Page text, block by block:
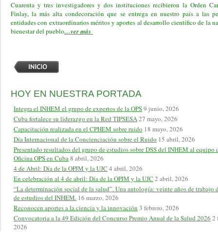
Cuarenta y tres investigadores y dos instituciones recibieron la Orden
Finlay, la más alta condecoración que se entrega en nuestro país a las
entidades con extraordinarios méritos y aportes al desarrollo científico de la
bienestar del pueblo…ver más
HOY EN NUESTRA PORTADA
Integra el INHEM el grupo de expertos de la OPS9 junio, 2026
Cuba fortalece su liderazgo en la Red TIPSESA27 mayo, 2026
Capacitación realizada en el CPHEM sobre ruido 18 mayo, 2026
Día Internacional de la Concienciación sobre el Ruido 15 abril, 2026
Presentado resultados del grupo de estudios sobre DSS del INHEM al equipo
Oficina OPS en Cuba8 abril, 2026
4 de Abril: Día de la OPJM y la UJC 4 abril, 2026
En celebración al 4 de abril: Día de la OPJM y la UJC 2 abril, 2026
“La determinación social de la salud”. Una antología: veinte años de trabajo
de estudios del INHEM. 16 marzo, 2026
Reconocen aportes a la ciencia y la innovación 3 febrero, 2026
Convocatoria a la 49 Edición del Concurso Premio Anual de la Salud 2026 2
2026